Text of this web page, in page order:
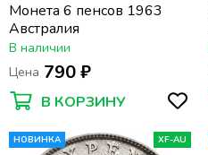
Монета 6 пенсов 1963
Австралия
В наличии
Цена 790 ₽
В КОРЗИНУ
НОВИНКА XF-AU